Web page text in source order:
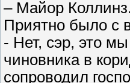
– Майор
Приятно было с
- Нет, сэр, это
чиновника в
сопроводил